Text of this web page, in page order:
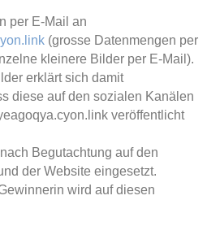
per E-Mail an
(grosse Datenmengen per
kleinere Bilder per E-Mail).
erklärt sich damit
diese auf den sozialen Kanälen
veröffentlicht
Begutachtung auf den
der Website eingesetzt.
wird auf diesen